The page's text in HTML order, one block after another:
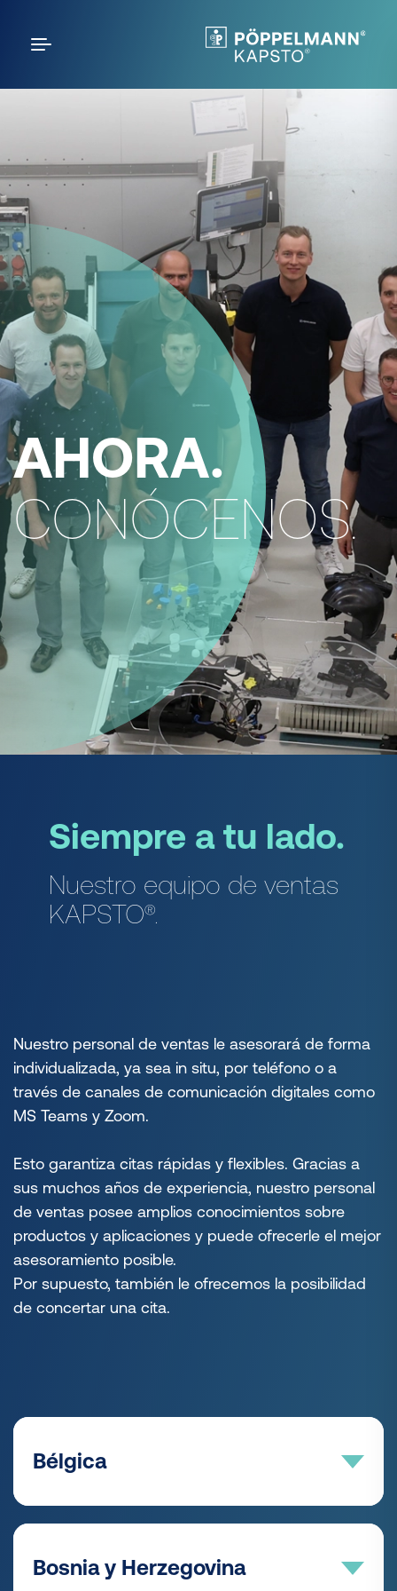
AHORA.
CONÓCENOS.
Siempre a tu lado.
Nuestro equipo de ventas
KAPSTO®.
Nuestro personal de ventas le asesorará de forma
individualizada, ya sea in situ, por teléfono o a
través de canales de comunicación digitales como
MS Teams y Zoom.
Esto garantiza citas rápidas y flexibles. Gracias a
sus muchos años de experiencia, nuestro personal
de ventas posee amplios conocimientos sobre
productos y aplicaciones y puede ofrecerle el mejor
asesoramiento posible.
Por supuesto, también le ofrecemos la posibilidad
de concertar una cita.
Bélgica
Karl Boekholt
Bosnia y Herzegovina